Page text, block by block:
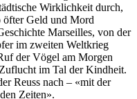
Wirklichkeit durch,
öfter Geld und Mord
Marseilles, von der
im zweiten Weltkrieg
der Vögel am Morgen
im Tal der Kindheit.
Reuss nach – «mit der
Zeiten».